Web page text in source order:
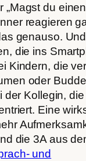
„Magst du
reagieren
genauso.
die ins
Kindern, die
oder
der Kollegin,
Eine
die 3A aus
und